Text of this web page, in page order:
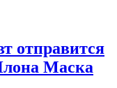
отправится
Маска